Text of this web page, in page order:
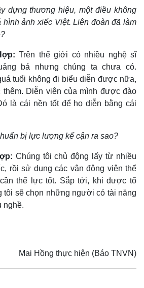
Thị trường
Tiêu dùng
Tỷ giá
Chứng khoán
Giá cà phê
dựng thương hiệu, một điều không
hình ảnh xiếc Việt. Liên đoàn đã làm
Trên thế giới có nhiều nghệ sĩ
bá nhưng chúng ta chưa có.
tuổi không đi biểu diễn được nữa,
Diễn viên của mình được đào
là cái nền tốt để họ diễn bằng cái
bị lực lượng kế cận ra sao?
Chúng tôi chủ động lấy từ nhiều
rồi sử dụng các vận động viên thể
thể lực tốt. Sắp tới, khi được tổ
tôi sẽ chọn những người có tài năng
nghề.
Mai Hồng thực hiện (Báo TNVN)